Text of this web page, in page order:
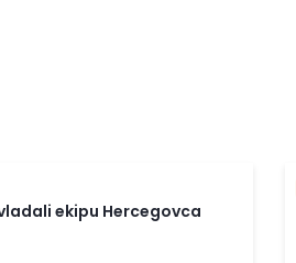
ekipu Hercegovca